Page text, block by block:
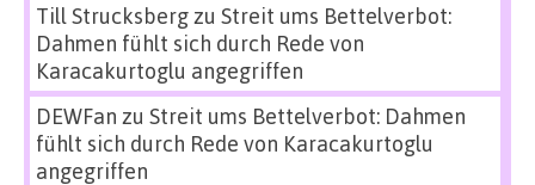
Till Strucksbergzu Streit ums Bettelverbot:
Dahmen fühlt sich durch Rede von
Karacakurtoglu angegriffen
DEWFan zu Streit ums Bettelverbot: Dahmen
fühlt sich durch Rede von Karacakurtoglu
angegriffen